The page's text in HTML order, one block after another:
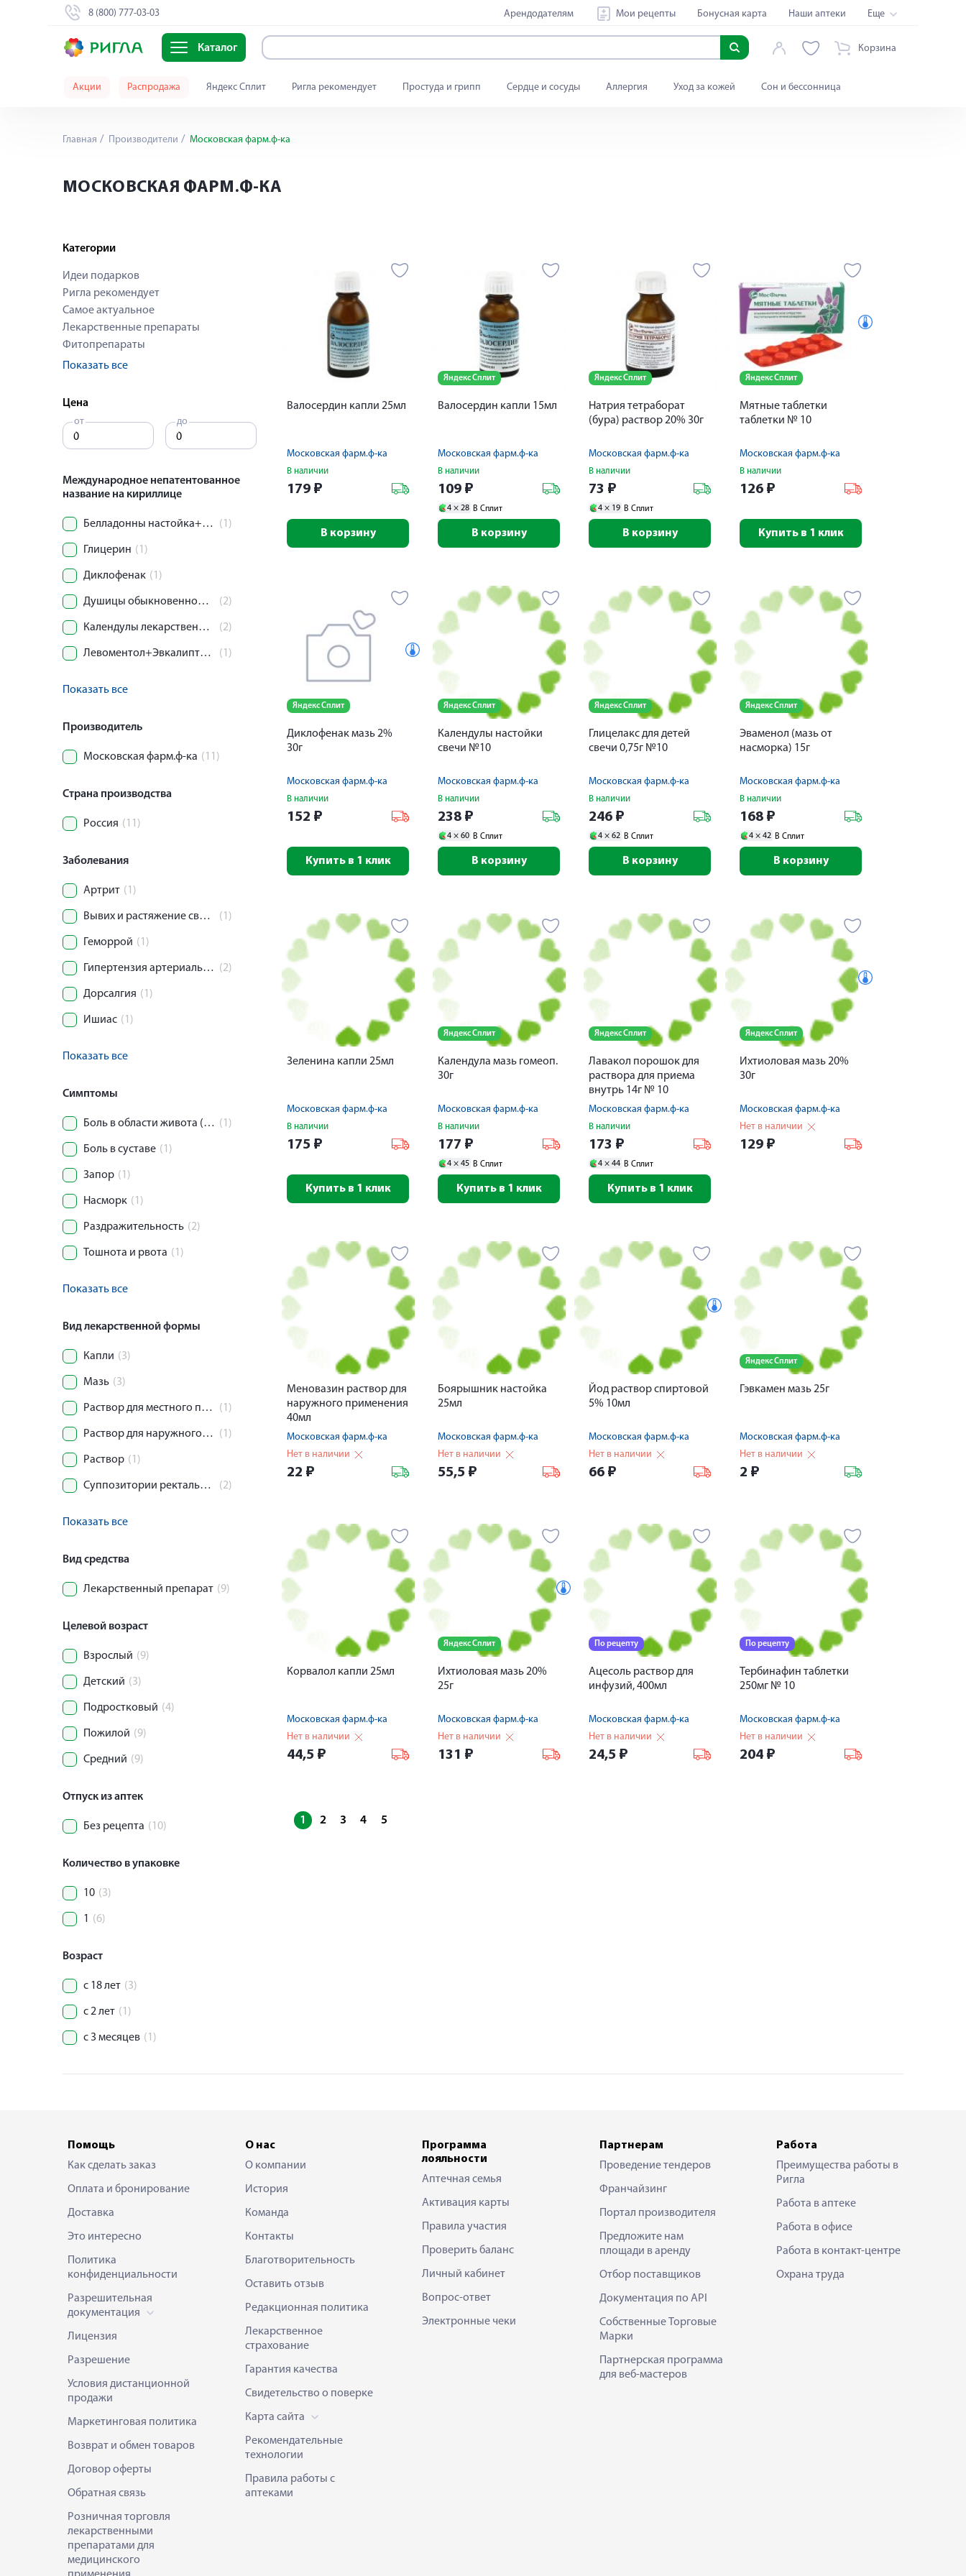
8 (800) 777-03-03 Арендодателям Мои рецепты Бонусная карта Наши аптеки Еще
Каталог Корзина
Акции Распродажа Яндекс Сплит Ригла рекомендует Простуда и грипп Сердце и сосуды Аллергия Уход за кожей Сон и бессонница
Главная Производители Московская фарм.ф-ка
МОСКОВСКАЯ ФАРМ.Ф-КА
Категории
Идеи подарков
Ригла рекомендует
Самое актуальное
Лекарственные препараты
Фитопрепараты
Показать все
Цена
от до
Международное непатентованное
название на кириллице
Белладонны настойка+Валерианы лекарственной корневищ с корнями настойка+Ландыша травы настойка+[Рацементол] (1)
Глицерин (1)
Диклофенак (1)
Душицы обыкновенной травы экстракт+Мяты перечной масло+Фенобарбитал+Этилбромизовалерианат (2)
Календулы лекарственной цветки (2)
Левоментол+Эвкалипта шарикового листьев масло (1)
Показать все
Производитель
Московская фарм.ф-ка (11)
Страна производства
Россия (11)
Заболевания
Артрит (1)
Вывих и растяжение связочного аппарата сустава (1)
Геморрой (1)
Гипертензия артериальная (Гипертоническая болезнь) (2)
Дорсалгия (1)
Ишиас (1)
Показать все
Симптомы
Боль в области живота (колика) (1)
Боль в суставе (1)
Запор (1)
Насморк (1)
Раздражительность (2)
Тошнота и рвота (1)
Показать все
Вид лекарственной формы
Капли (3)
Мазь (3)
Раствор для местного применения (1)
Раствор для наружного применения (1)
Раствор (1)
Суппозитории ректальные (2)
Показать все
Вид средства
Лекарственный препарат (9)
Целевой возраст
Взрослый (9)
Детский (3)
Подростковый (4)
Пожилой (9)
Средний (9)
Отпуск из аптек
Без рецепта (10)
Количество в упаковке
10 (3)
1 (6)
Возраст
с 18 лет (3)
с 2 лет (1)
с 3 месяцев (1)
Валосердин капли 25мл
Московская фарм.ф-ка
В наличии
179 ₽
В корзину
Яндекс Сплит
Валосердин капли 15мл
Московская фарм.ф-ка
В наличии
109 ₽
4 × 28 В Сплит
В корзину
Яндекс Сплит
Натрия тетраборат
(бура) раствор 20% 30г
Московская фарм.ф-ка
В наличии
73 ₽
4 × 19 В Сплит
В корзину
Яндекс Сплит
Мятные таблетки
таблетки № 10
Московская фарм.ф-ка
В наличии
126 ₽
Купить в 1 клик
Яндекс Сплит
Диклофенак мазь 2%
30г
Московская фарм.ф-ка
В наличии
152 ₽
Купить в 1 клик
Яндекс Сплит
Календулы настойки
свечи №10
Московская фарм.ф-ка
В наличии
238 ₽
4 × 60 В Сплит
В корзину
Яндекс Сплит
Глицелакс для детей
свечи 0,75г №10
Московская фарм.ф-ка
В наличии
246 ₽
4 × 62 В Сплит
В корзину
Яндекс Сплит
Эваменол (мазь от
насморка) 15г
Московская фарм.ф-ка
В наличии
168 ₽
4 × 42 В Сплит
В корзину
Зеленина капли 25мл
Московская фарм.ф-ка
В наличии
175 ₽
Купить в 1 клик
Яндекс Сплит
Календула мазь гомеоп.
30г
Московская фарм.ф-ка
В наличии
177 ₽
4 × 45 В Сплит
Купить в 1 клик
Яндекс Сплит
Лавакол порошок для
раствора для приема
внутрь 14г № 10
Московская фарм.ф-ка
В наличии
173 ₽
4 × 44 В Сплит
Купить в 1 клик
Яндекс Сплит
Ихтиоловая мазь 20%
30г
Московская фарм.ф-ка
Нет в наличии
129 ₽
Меновазин раствор для
наружного применения
40мл
Московская фарм.ф-ка
Нет в наличии
22 ₽
Боярышник настойка
25мл
Московская фарм.ф-ка
Нет в наличии
55,5 ₽
Йод раствор спиртовой
5% 10мл
Московская фарм.ф-ка
Нет в наличии
66 ₽
Яндекс Сплит
Гэвкамен мазь 25г
Московская фарм.ф-ка
Нет в наличии
2 ₽
Корвалол капли 25мл
Московская фарм.ф-ка
Нет в наличии
44,5 ₽
Яндекс Сплит
Ихтиоловая мазь 20%
25г
Московская фарм.ф-ка
Нет в наличии
131 ₽
По рецепту
Ацесоль раствор для
инфузий, 400мл
Московская фарм.ф-ка
Нет в наличии
24,5 ₽
По рецепту
Тербинафин таблетки
250мг № 10
Московская фарм.ф-ка
Нет в наличии
204 ₽
1 2 3 4 5
Помощь
Как сделать заказ
Оплата и бронирование
Доставка
Это интересно
Политика
конфиденциальности
Разрешительная
документация
Лицензия
Разрешение
Условия дистанционной
продажи
Маркетинговая политика
Возврат и обмен товаров
Договор оферты
Обратная связь
Розничная торговля
лекарственными
препаратами для
медицинского
О нас
О компании
История
Команда
Контакты
Благотворительность
Оставить отзыв
Редакционная политика
Лекарственное
страхование
Гарантия качества
Свидетельство о поверке
Карта сайта
Рекомендательные
технологии
Правила работы с
аптеками
Программа
лояльности
Аптечная семья
Активация карты
Правила участия
Проверить баланс
Личный кабинет
Вопрос-ответ
Электронные чеки
Партнерам
Проведение тендеров
Франчайзинг
Портал производителя
Предложите нам
площади в аренду
Отбор поставщиков
Документация по API
Собственные Торговые
Марки
Партнерская программа
для веб-мастеров
Работа
Преимущества работы в
Ригла
Работа в аптеке
Работа в офисе
Работа в контакт-центре
Охрана труда